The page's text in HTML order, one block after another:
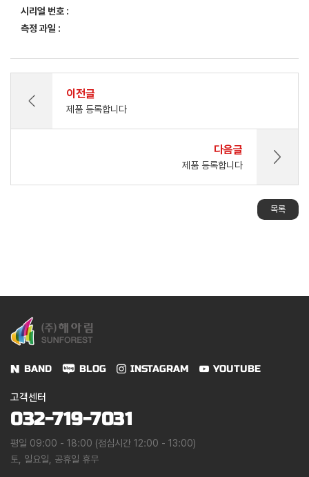
시리얼 번호 :
측정 과일 :
이전글
제품 등록합니다
다음글
제품 등록합니다
목록
BAND BLOG INSTAGRAM YOUTUBE
고객센터
032-719-7031
평일 09:00 - 18:00 (점심시간 12:00 - 13:00)
토, 일요일, 공휴일 휴무